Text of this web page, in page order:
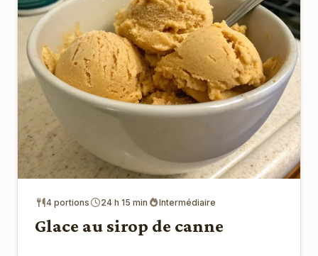
4 portions 24 h 15 min Intermédiaire
Glace au sirop de canne